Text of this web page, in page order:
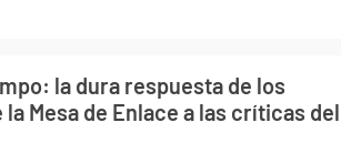
la dura respuesta de los
Mesa de Enlace a las críticas del